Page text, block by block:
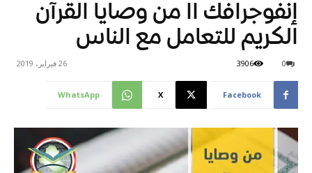
إنفوجرافك اا من وصايا القرآن
الكريم للتعامل مع الناس
26 فبراير، 2019 0
3906
Facebook
X
WhatsApp